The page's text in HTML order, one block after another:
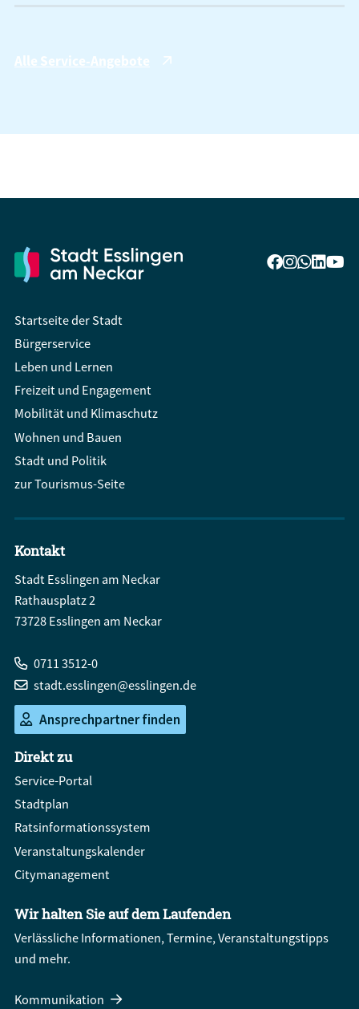
Alle Service-Angebote
Startseite der Stadt
Bürgerservice
Leben und Lernen
Freizeit und Engagement
Mobilität und Klimaschutz
Wohnen und Bauen
Stadt und Politik
zur Tourismus-Seite
Kontakt
Stadt Esslingen am Neckar
Rathausplatz 2
73728 Esslingen am Neckar
0711 3512-0
stadt.esslingen@esslingen.de
Ansprechpartner finden
Direkt zu
Service-Portal
Stadtplan
Ratsinformationssystem
Veranstaltungskalender
Citymanagement
Wir halten Sie auf dem Laufenden
Verlässliche Informationen, Termine, Veranstaltungstipps
und mehr.
Kommunikation